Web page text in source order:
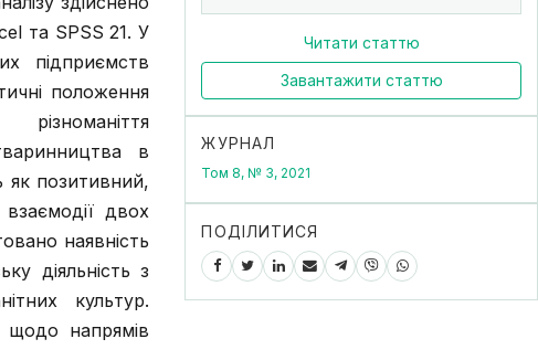
та SPSS 21. У
підприємств
положення
в
як позитивний,
двох
наявність
діяльність з
культур.
щодо напрямів
Читати статтю
Завантажити статтю
ЖУРНАЛ
Том 8, № 3, 2021
ПОДІЛИТИСЯ